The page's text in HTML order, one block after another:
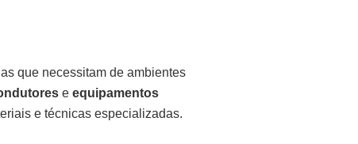
que necessitam de ambientes
e equipamentos
e técnicas especializadas.